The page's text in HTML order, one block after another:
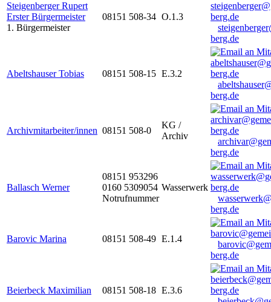
Steigenberger Rupert
Erster Bürgermeister
1. Bürgermeister
08151 508-34 O.1.3
berg.de
Abeltshauser Tobias 08151 508-15 E.3.2
berg.de
Archivmitarbeiter/innen 08151 508-0
KG /
Archiv
berg.de
Ballasch Werner
08151 953296
0160 5309054
Notrufnummer
Wasserwerk
berg.de
Barovic Marina 08151 508-49 E.1.4
berg.de
Beierbeck Maximilian 08151 508-18 E.3.6